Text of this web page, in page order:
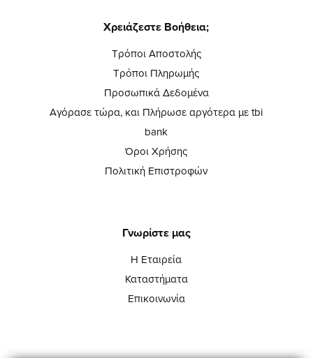
Χρειάζεστε Βοήθεια;
Τρόποι Αποστολής
Τρόποι Πληρωμής
Προσωπικά Δεδομένα
Αγόρασε τώρα, και Πλήρωσε αργότερα με tbi
bank
Όροι Χρήσης
Πολιτική Επιστροφών
Γνωρίστε μας
Η Εταιρεία
Καταστήματα
Επικοινωνία